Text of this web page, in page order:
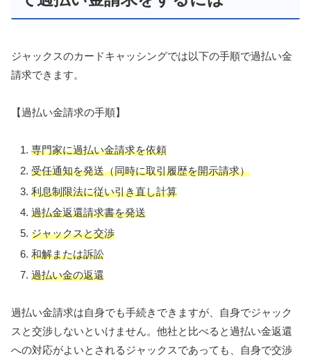
ジャックスのカードキャッシングでは以下の手順で過払い金
請求できます。
【過払い金請求の手順】
専門家に過払い金請求を依頼
受任通知を発送（同時に取引履歴を開示請求）
利息制限法に従い引き直し計算
過払金返還請求書を発送
ジャックスと交渉
和解または訴訟
過払い金の返還
過払い金請求は自身でも手続きできますが、自身でジャック
スと交渉しないといけません。他社と比べると過払い金返還
への対応がよいとされるジャックスであっても、自身で交渉